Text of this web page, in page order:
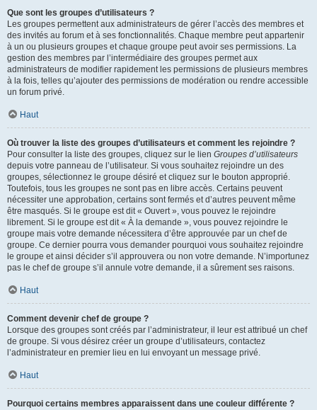
Que sont les groupes d’utilisateurs ?
Les groupes permettent aux administrateurs de gérer l’accès des membres et
des invités au forum et à ses fonctionnalités. Chaque membre peut appartenir
à un ou plusieurs groupes et chaque groupe peut avoir ses permissions. La
gestion des membres par l’intermédiaire des groupes permet aux
administrateurs de modifier rapidement les permissions de plusieurs membres
à la fois, telles qu’ajouter des permissions de modération ou rendre accessible
un forum privé.
Haut
Où trouver la liste des groupes d’utilisateurs et comment les rejoindre ?
Pour consulter la liste des groupes, cliquez sur le lien Groupes d’utilisateurs
depuis votre panneau de l’utilisateur. Si vous souhaitez rejoindre un des
groupes, sélectionnez le groupe désiré et cliquez sur le bouton approprié.
Toutefois, tous les groupes ne sont pas en libre accès. Certains peuvent
nécessiter une approbation, certains sont fermés et d’autres peuvent même
être masqués. Si le groupe est dit « Ouvert », vous pouvez le rejoindre
librement. Si le groupe est dit « À la demande », vous pouvez rejoindre le
groupe mais votre demande nécessitera d’être approuvée par un chef de
groupe. Ce dernier pourra vous demander pourquoi vous souhaitez rejoindre
le groupe et ainsi décider s’il approuvera ou non votre demande. N’importunez
pas le chef de groupe s’il annule votre demande, il a sûrement ses raisons.
Haut
Comment devenir chef de groupe ?
Lorsque des groupes sont créés par l’administrateur, il leur est attribué un chef
de groupe. Si vous désirez créer un groupe d’utilisateurs, contactez
l’administrateur en premier lieu en lui envoyant un message privé.
Haut
Pourquoi certains membres apparaissent dans une couleur différente ?